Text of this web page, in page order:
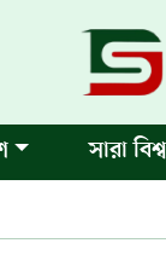
সারা বিশ্ব